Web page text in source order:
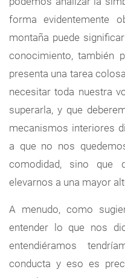
forma evidentemente
montaña puede
conocimiento, también
presenta una tarea
necesitar toda nuestra
superarla, y que
mecanismos interiores
a que no nos
comodidad, sino que
elevarnos a una mayor
A menudo, como
entender lo que nos
entendiéramos
conducta y eso es